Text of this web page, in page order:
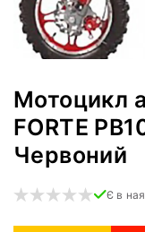
Мотоцикл
FORTE
Червоний
Є в